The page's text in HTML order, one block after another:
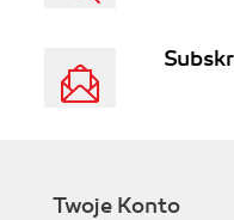
Twoje Konto